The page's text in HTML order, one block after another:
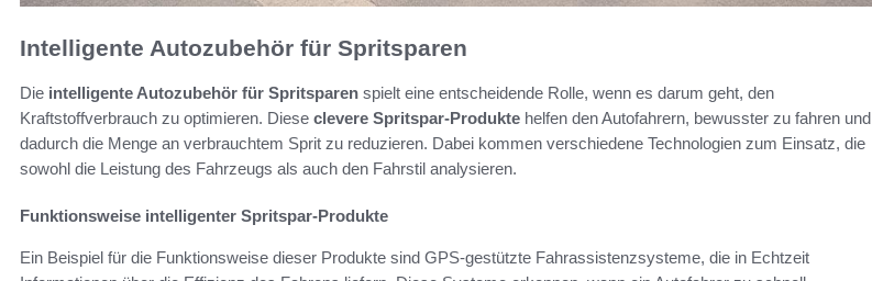
Intelligente Autozubehör für Spritsparen
Die intelligente Autozubehör für Spritsparen spielt eine entscheidende Rolle, wenn es darum geht, den
Kraftstoffverbrauch zu optimieren. Diese clevere Spritspar-Produkte helfen den Autofahrern, bewusster zu fahren und
dadurch die Menge an verbrauchtem Sprit zu reduzieren. Dabei kommen verschiedene Technologien zum Einsatz, die
sowohl die Leistung des Fahrzeugs als auch den Fahrstil analysieren.
Funktionsweise intelligenter Spritspar-Produkte
Ein Beispiel für die Funktionsweise dieser Produkte sind GPS-gestützte Fahrassistenzsysteme, die in Echtzeit